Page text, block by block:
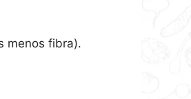
menos fibra).